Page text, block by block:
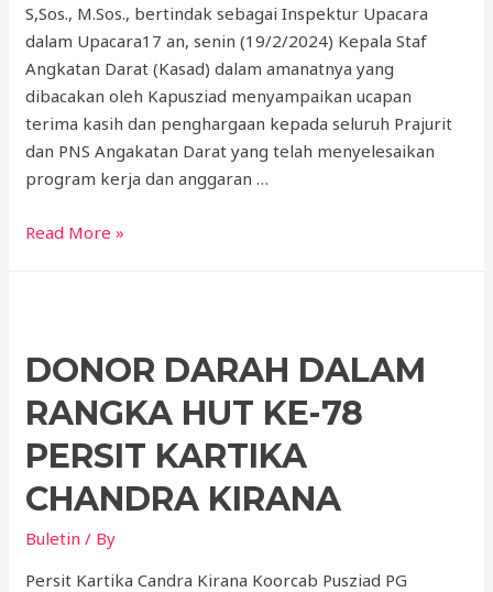
S,Sos., M.Sos., bertindak sebagai Inspektur Upacara
dalam Upacara17 an, senin (19/2/2024) Kepala Staf
Angkatan Darat (Kasad) dalam amanatnya yang
dibacakan oleh Kapusziad menyampaikan ucapan
terima kasih dan penghargaan kepada seluruh Prajurit
dan PNS Angakatan Darat yang telah menyelesaikan
program kerja dan anggaran …
Read More »
DONOR DARAH DALAM
RANGKA HUT KE-78
PERSIT KARTIKA
CHANDRA KIRANA
Buletin / By
Persit Kartika Candra Kirana Koorcab Pusziad PG